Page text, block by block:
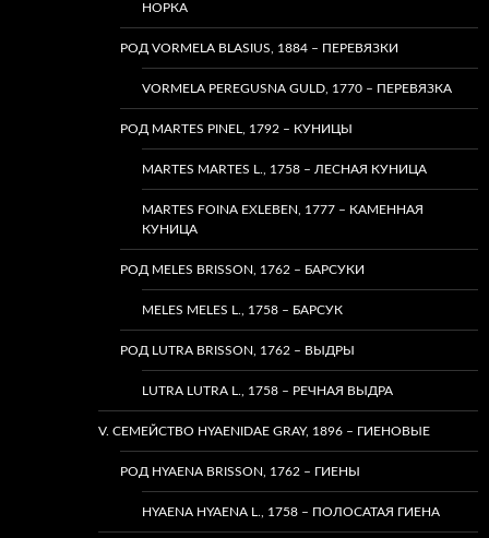
НОРКА
РОД VORMELA BLASIUS, 1884 – ПЕРЕВЯЗКИ
VORMELA PEREGUSNA GULD, 1770 – ПЕРЕВЯЗКА
РОД MARTES PINEL, 1792 – КУНИЦЫ
MARTES MARTES L., 1758 – ЛЕСНАЯ КУНИЦА
MARTES FOINA EXLEBEN, 1777 – КАМЕННАЯ
КУНИЦА
РОД MELES BRISSON, 1762 – БАРСУКИ
MELES MELES L., 1758 – БАРСУК
РОД LUTRA BRISSON, 1762 – ВЫДРЫ
LUTRA LUTRA L., 1758 – РЕЧНАЯ ВЫДРА
V. СЕМЕЙСТВО HYAENIDAE GRAY, 1896 – ГИЕНОВЫЕ
РОД HYAENA BRISSON, 1762 – ГИЕНЫ
HYAENA HYAENA L., 1758 – ПОЛОСАТАЯ ГИЕНА